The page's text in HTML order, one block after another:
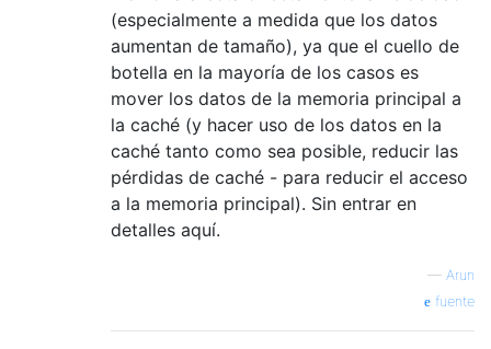
(especialmente a medida que los datos
aumentan de tamaño), ya que el cuello de
botella en la mayoría de los casos es
mover los datos de la memoria principal a
la caché (y hacer uso de los datos en la
caché tanto como sea posible, reducir las
pérdidas de caché - para reducir el acceso
a la memoria principal). Sin entrar en
detalles aquí.
— Arun
fuente